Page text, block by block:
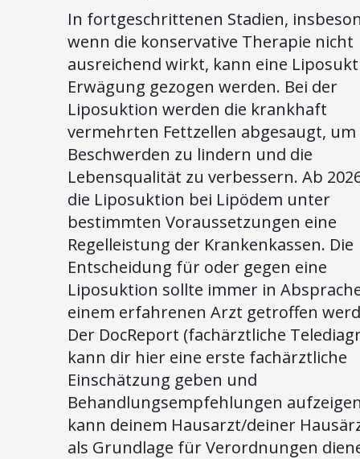
In fortgeschrittenen Stadien,
wenn die konservative Therapie nicht
ausreichend wirkt, kann eine
Erwägung gezogen werden. Bei der
Liposuktion werden die krankhaft
vermehrten Fettzellen abgesaugt, um
Beschwerden zu lindern und die
Lebensqualität zu verbessern. Ab
die Liposuktion bei Lipödem unter
bestimmten Voraussetzungen eine
Regelleistung der Krankenkassen. Die
Entscheidung für oder gegen eine
Liposuktion sollte immer in
einem erfahrenen Arzt getroffen
Der DocReport (fachärztliche
kann dir hier eine erste fachärztliche
Einschätzung geben und
Behandlungsempfehlungen
kann deinem Hausarzt/deiner
als Grundlage für Verordnungen